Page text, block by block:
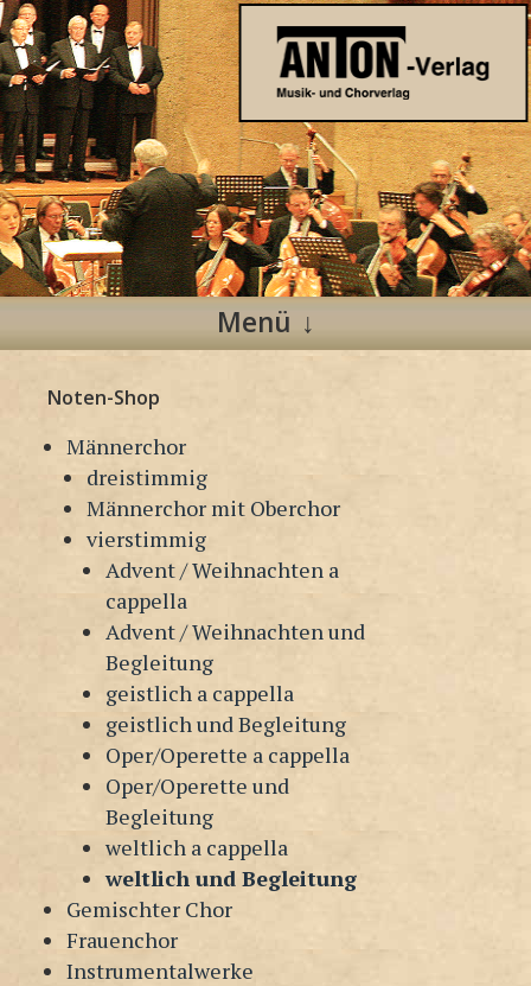
Anton Verlag
Musik- und Chorverlag
Menü
Inhalt
springen
Noten-Shop
Männerchor
dreistimmig
Männerchor mit Oberchor
vierstimmig
Advent / Weihnachten a
cappella
Advent / Weihnachten und
Begleitung
geistlich a cappella
geistlich und Begleitung
Oper/Operette a cappella
Oper/Operette und
Begleitung
weltlich a cappella
weltlich und Begleitung
Gemischter Chor
Frauenchor
Instrumentalwerke